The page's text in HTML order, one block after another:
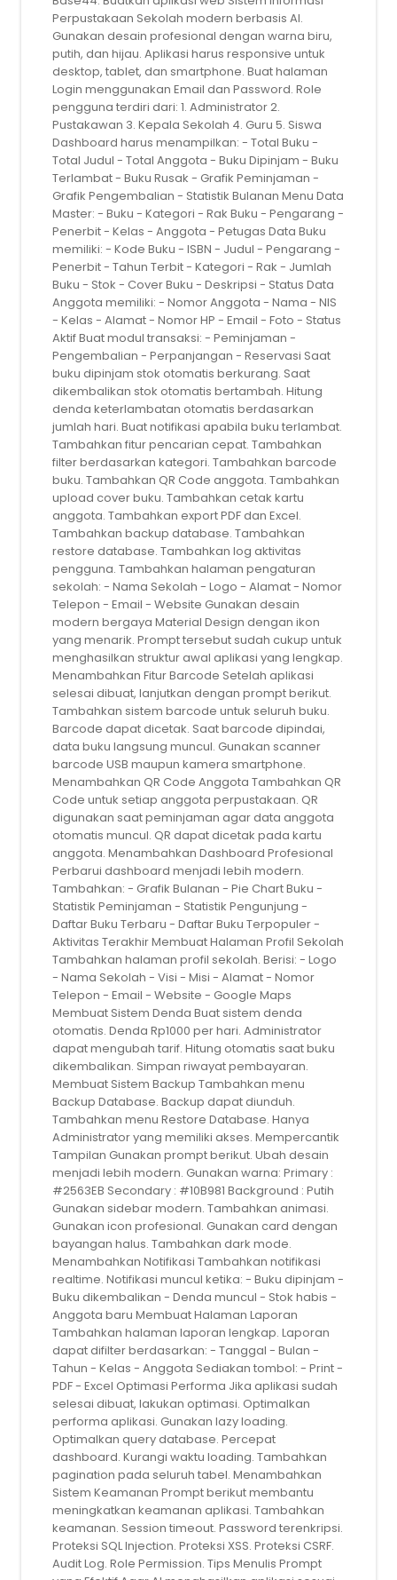
Perpustakaan Sekolah modern berbasis AI.
Gunakan desain profesional dengan warna biru,
putih, dan hijau. Aplikasi harus responsive untuk
desktop, tablet, dan smartphone. Buat halaman
Login menggunakan Email dan Password. Role
pengguna terdiri dari: 1. Administrator 2.
Pustakawan 3. Kepala Sekolah 4. Guru 5. Siswa
Dashboard harus menampilkan: - Total Buku -
Total Judul - Total Anggota - Buku Dipinjam - Buku
Terlambat - Buku Rusak - Grafik Peminjaman -
Grafik Pengembalian - Statistik Bulanan Menu Data
Master: - Buku - Kategori - Rak Buku - Pengarang -
Penerbit - Kelas - Anggota - Petugas Data Buku
memiliki: - Kode Buku - ISBN - Judul - Pengarang -
Penerbit - Tahun Terbit - Kategori - Rak - Jumlah
Buku - Stok - Cover Buku - Deskripsi - Status Data
Anggota memiliki: - Nomor Anggota - Nama - NIS
- Kelas - Alamat - Nomor HP - Email - Foto - Status
Aktif Buat modul transaksi: - Peminjaman -
Pengembalian - Perpanjangan - Reservasi Saat
buku dipinjam stok otomatis berkurang. Saat
dikembalikan stok otomatis bertambah. Hitung
denda keterlambatan otomatis berdasarkan
jumlah hari. Buat notifikasi apabila buku terlambat.
Tambahkan fitur pencarian cepat. Tambahkan
filter berdasarkan kategori. Tambahkan barcode
buku. Tambahkan QR Code anggota. Tambahkan
upload cover buku. Tambahkan cetak kartu
anggota. Tambahkan export PDF dan Excel.
Tambahkan backup database. Tambahkan
restore database. Tambahkan log aktivitas
pengguna. Tambahkan halaman pengaturan
sekolah: - Nama Sekolah - Logo - Alamat - Nomor
Telepon - Email - Website Gunakan desain
modern bergaya Material Design dengan ikon
yang menarik. Prompt tersebut sudah cukup untuk
menghasilkan struktur awal aplikasi yang lengkap.
Menambahkan Fitur Barcode Setelah aplikasi
selesai dibuat, lanjutkan dengan prompt berikut.
Tambahkan sistem barcode untuk seluruh buku.
Barcode dapat dicetak. Saat barcode dipindai,
data buku langsung muncul. Gunakan scanner
barcode USB maupun kamera smartphone.
Menambahkan QR Code Anggota Tambahkan QR
Code untuk setiap anggota perpustakaan. QR
digunakan saat peminjaman agar data anggota
otomatis muncul. QR dapat dicetak pada kartu
anggota. Menambahkan Dashboard Profesional
Perbarui dashboard menjadi lebih modern.
Tambahkan: - Grafik Bulanan - Pie Chart Buku -
Statistik Peminjaman - Statistik Pengunjung -
Daftar Buku Terbaru - Daftar Buku Terpopuler -
Aktivitas Terakhir Membuat Halaman Profil Sekolah
Tambahkan halaman profil sekolah. Berisi: - Logo
- Nama Sekolah - Visi - Misi - Alamat - Nomor
Telepon - Email - Website - Google Maps
Membuat Sistem Denda Buat sistem denda
otomatis. Denda Rp1000 per hari. Administrator
dapat mengubah tarif. Hitung otomatis saat buku
dikembalikan. Simpan riwayat pembayaran.
Membuat Sistem Backup Tambahkan menu
Backup Database. Backup dapat diunduh.
Tambahkan menu Restore Database. Hanya
Administrator yang memiliki akses. Mempercantik
Tampilan Gunakan prompt berikut. Ubah desain
menjadi lebih modern. Gunakan warna: Primary :
#2563EB Secondary : #10B981 Background : Putih
Gunakan sidebar modern. Tambahkan animasi.
Gunakan icon profesional. Gunakan card dengan
bayangan halus. Tambahkan dark mode.
Menambahkan Notifikasi Tambahkan notifikasi
realtime. Notifikasi muncul ketika: - Buku dipinjam -
Buku dikembalikan - Denda muncul - Stok habis -
Anggota baru Membuat Halaman Laporan
Tambahkan halaman laporan lengkap. Laporan
dapat difilter berdasarkan: - Tanggal - Bulan -
Tahun - Kelas - Anggota Sediakan tombol: - Print -
PDF - Excel Optimasi Performa Jika aplikasi sudah
selesai dibuat, lakukan optimasi. Optimalkan
performa aplikasi. Gunakan lazy loading.
Optimalkan query database. Percepat
dashboard. Kurangi waktu loading. Tambahkan
pagination pada seluruh tabel. Menambahkan
Sistem Keamanan Prompt berikut membantu
meningkatkan keamanan aplikasi. Tambahkan
keamanan. Session timeout. Password terenkripsi.
Proteksi SQL Injection. Proteksi XSS. Proteksi CSRF.
Audit Log. Role Permission. Tips Menulis Prompt